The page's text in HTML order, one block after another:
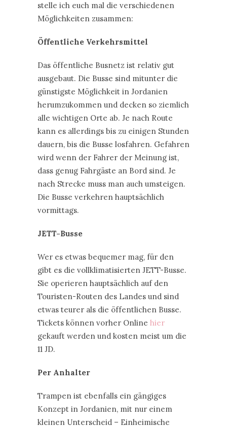
stelle ich euch mal die verschiedenen
Möglichkeiten zusammen:
Öffentliche Verkehrsmittel
Das öffentliche Busnetz ist relativ gut
ausgebaut. Die Busse sind mitunter die
günstigste Möglichkeit in Jordanien
herumzukommen und decken so ziemlich
alle wichtigen Orte ab. Je nach Route
kann es allerdings bis zu einigen Stunden
dauern, bis die Busse losfahren. Gefahren
wird wenn der Fahrer der Meinung ist,
dass genug Fahrgäste an Bord sind. Je
nach Strecke muss man auch umsteigen.
Die Busse verkehren hauptsächlich
vormittags.
JETT-Busse
Wer es etwas bequemer mag, für den
gibt es die vollklimatisierten JETT-Busse.
Sie operieren hauptsächlich auf den
Touristen-Routen des Landes und sind
etwas teurer als die öffentlichen Busse.
Tickets können vorher Online hier
gekauft werden und kosten meist um die
11 JD.
Per Anhalter
Trampen ist ebenfalls ein gängiges
Konzept in Jordanien, mit nur einem
kleinen Unterscheid – Einheimische